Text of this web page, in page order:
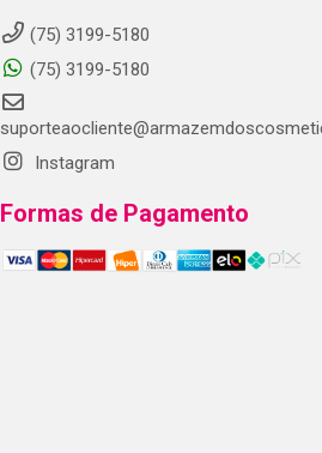
(75) 3199-5180
(75) 3199-5180
Instagram
Formas de Pagamento